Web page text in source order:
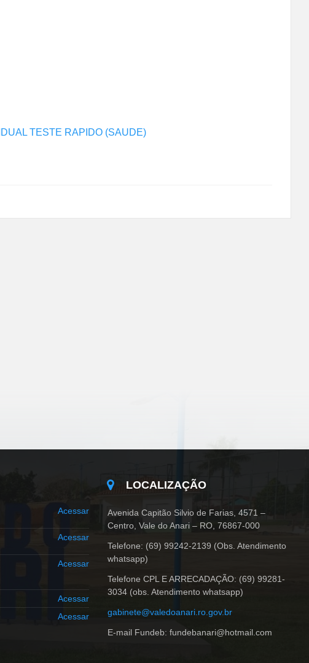
TESTE RAPIDO (SAUDE)
Acessar
Acessar
Acessar
Acessar
Acessar
LOCALIZAÇÃO
Avenida Capitão Silvio de Farias, 4571 –
Centro, Vale do Anari – RO, 76867-000
Telefone: (69) 99242-2139 (Obs. Atendimento
whatsapp)
Telefone CPL E ARRECADAÇÃO: (69) 99281-
3034 (obs. Atendimento whatsapp)
gabinete@valedoanari.ro.gov.br
E-mail Fundeb: fundebanari@hotmail.com